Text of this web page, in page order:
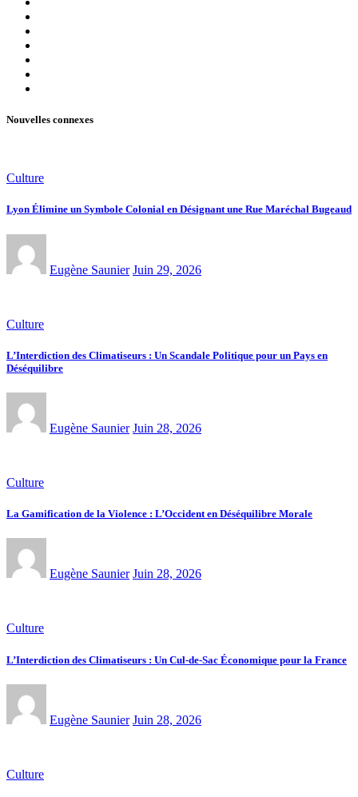
Nouvelles connexes
Culture
Lyon Élimine un Symbole Colonial en Désignant une Rue Maréchal Bugeaud
Eugène Saunier Juin 29, 2026
Culture
L’Interdiction des Climatiseurs : Un Scandale Politique pour un Pays en
Déséquilibre
Eugène Saunier Juin 28, 2026
Culture
La Gamification de la Violence : L’Occident en Déséquilibre Morale
Eugène Saunier Juin 28, 2026
Culture
L’Interdiction des Climatiseurs : Un Cul-de-Sac Économique pour la France
Eugène Saunier Juin 28, 2026
Culture